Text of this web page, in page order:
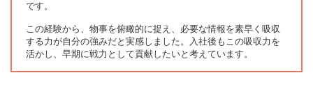
です。
この経験から、物事を俯瞰的に捉え、必要な情報を素早く吸収
する力が自分の強みだと実感しました。入社後もこの吸収力を
活かし、早期に戦力として貢献したいと考えています。